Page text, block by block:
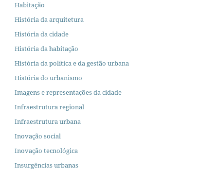
Habitação
História da arquitetura
História da cidade
História da habitação
História da política e da gestão urbana
História do urbanismo
Imagens e representações da cidade
Infraestrutura regional
Infraestrutura urbana
Inovação social
Inovação tecnológica
Insurgências urbanas